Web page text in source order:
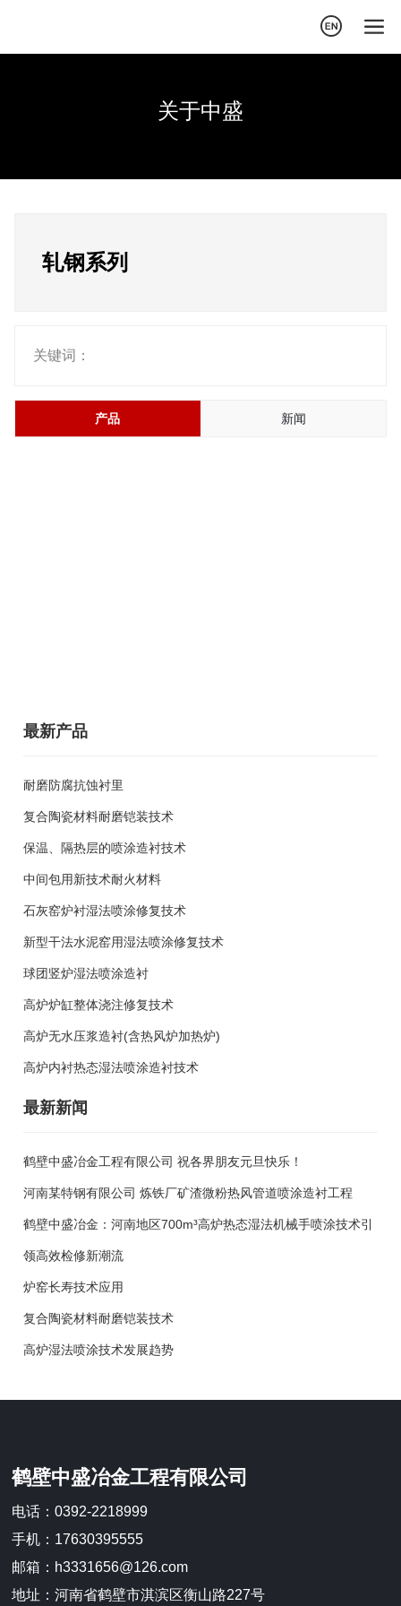
关于中盛
轧钢系列
关键词：
产品 新闻
最新产品
耐磨防腐抗蚀衬里
复合陶瓷材料耐磨铠装技术
保温、隔热层的喷涂造衬技术
中间包用新技术耐火材料
石灰窑炉衬湿法喷涂修复技术
新型干法水泥窑用湿法喷涂修复技术
球团竖炉湿法喷涂造衬
高炉炉缸整体浇注修复技术
高炉无水压浆造衬(含热风炉加热炉)
高炉内衬热态湿法喷涂造衬技术
最新新闻
鹤壁中盛冶金工程有限公司 祝各界朋友元旦快乐！
河南某特钢有限公司 炼铁厂矿渣微粉热风管道喷涂造衬工程
鹤壁中盛冶金：河南地区700m³高炉热态湿法机械手喷涂技术引
领高效检修新潮流
炉窑长寿技术应用
复合陶瓷材料耐磨铠装技术
高炉湿法喷涂技术发展趋势
鹤壁中盛冶金工程有限公司
电话：0392-2218999
手机：17630395555
邮箱：h3331656@126.com
地址：河南省鹤壁市淇滨区衡山路227号